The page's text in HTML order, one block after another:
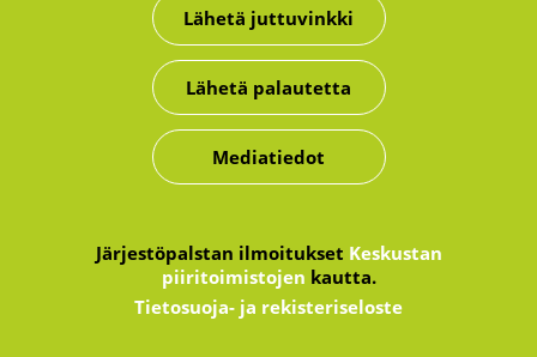
Lähetä juttuvinkki
Lähetä palautetta
Mediatiedot
Järjestöpalstan ilmoitukset Keskustan
piiritoimistojen kautta.
Tietosuoja- ja rekisteriseloste